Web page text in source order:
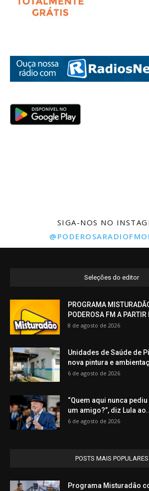
SIGA-NOS NO
Seleções do editor
PROGRAMA
PODEROSA FM A PARTIR
8 de agosto de 2026
Unidades de Saúde de
nova pintura e
6 de agosto de 2026
“Quem aqui nunca
um amigo?”, diz Lula
6 de agosto de 2026
POSTS MAIS POPULARES
Programa Misturadão